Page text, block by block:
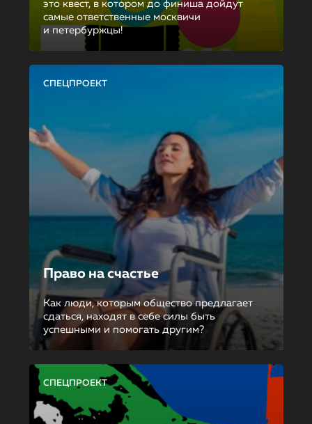
это квест, в котором до финиша дойдут
самые ответственные москвичи
и петербуржцы!
СПЕЦПРОЕКТ
Право на счастье
Как люди, которым общество предлагает
сдаться, находят в себе силы быть
успешными и помогать другим?
СПЕЦПРОЕКТ